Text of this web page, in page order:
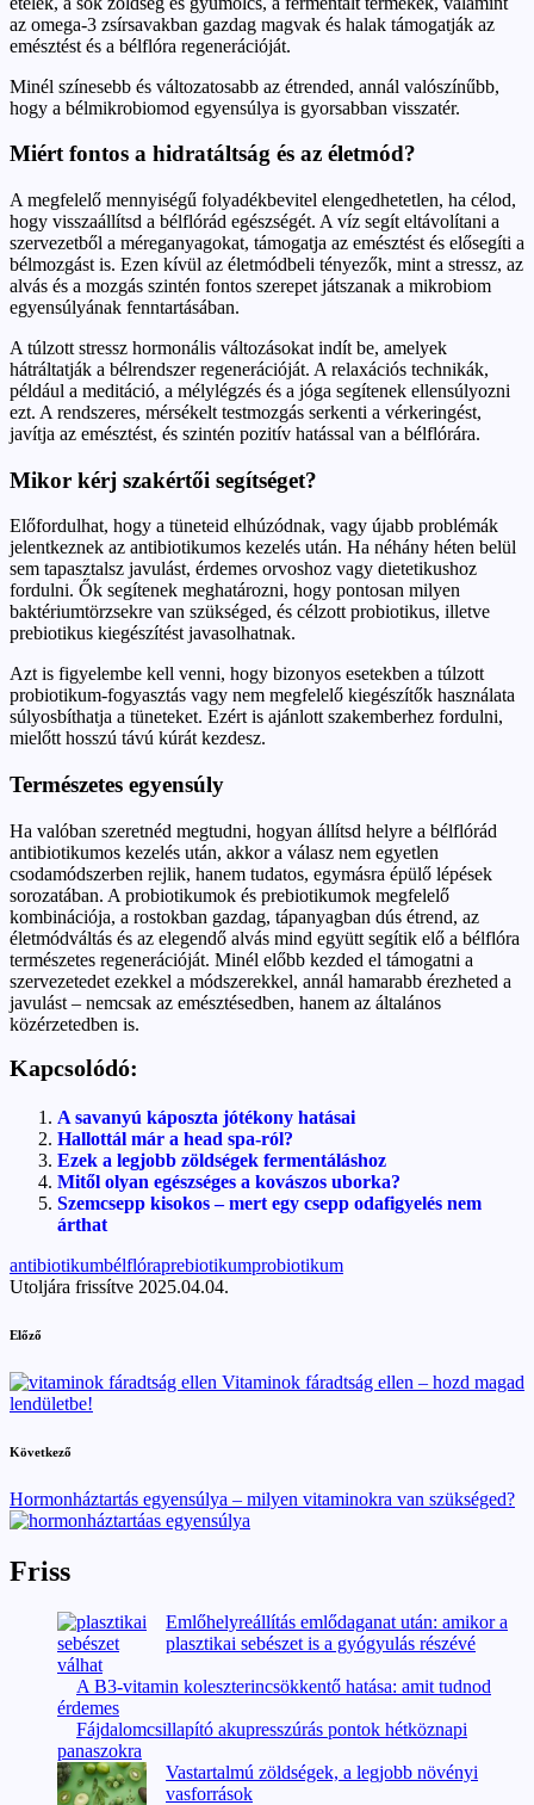
az omega-3 zsírsavakban gazdag magvak és halak támogatják az
emésztést és a bélflóra regenerációját.
Minél színesebb és változatosabb az étrended, annál valószínűbb,
hogy a bélmikrobiomod egyensúlya is gyorsabban visszatér.
Miért fontos a hidratáltság és az életmód?
A megfelelő mennyiségű folyadékbevitel elengedhetetlen, ha célod,
hogy visszaállítsd a bélflórád egészségét. A víz segít eltávolítani a
szervezetből a méreganyagokat, támogatja az emésztést és elősegíti a
bélmozgást is. Ezen kívül az életmódbeli tényezők, mint a stressz, az
alvás és a mozgás szintén fontos szerepet játszanak a mikrobiom
egyensúlyának fenntartásában.
A túlzott stressz hormonális változásokat indít be, amelyek
hátráltatják a bélrendszer regenerációját. A relaxációs technikák,
például a meditáció, a mélylégzés és a jóga segítenek ellensúlyozni
ezt. A rendszeres, mérsékelt testmozgás serkenti a vérkeringést,
javítja az emésztést, és szintén pozitív hatással van a bélflórára.
Mikor kérj szakértői segítséget?
Előfordulhat, hogy a tüneteid elhúzódnak, vagy újabb problémák
jelentkeznek az antibiotikumos kezelés után. Ha néhány héten belül
sem tapasztalsz javulást, érdemes orvoshoz vagy dietetikushoz
fordulni. Ők segítenek meghatározni, hogy pontosan milyen
baktériumtörzsekre van szükséged, és célzott probiotikus, illetve
prebiotikus kiegészítést javasolhatnak.
Azt is figyelembe kell venni, hogy bizonyos esetekben a túlzott
probiotikum-fogyasztás vagy nem megfelelő kiegészítők használata
súlyosbíthatja a tüneteket. Ezért is ajánlott szakemberhez fordulni,
mielőtt hosszú távú kúrát kezdesz.
Természetes egyensúly
Ha valóban szeretnéd megtudni, hogyan állítsd helyre a bélflórád
antibiotikumos kezelés után, akkor a válasz nem egyetlen
csodamódszerben rejlik, hanem tudatos, egymásra épülő lépések
sorozatában. A probiotikumok és prebiotikumok megfelelő
kombinációja, a rostokban gazdag, tápanyagban dús étrend, az
életmódváltás és az elegendő alvás mind együtt segítik elő a bélflóra
természetes regenerációját. Minél előbb kezded el támogatni a
szervezetedet ezekkel a módszerekkel, annál hamarabb érezheted a
javulást – nemcsak az emésztésedben, hanem az általános
közérzetedben is.
Kapcsolódó:
A savanyú káposzta jótékony hatásai
Hallottál már a head spa-ról?
Ezek a legjobb zöldségek fermentáláshoz
Mitől olyan egészséges a kovászos uborka?
Szemcsepp kisokos – mert egy csepp odafigyelés nem
árthat
Tags:
antibiotikumbélflóraprebiotikumprobiotikum
Utoljára frissítve 2025.04.04.
Post
navigation
Előző
Vitaminok fáradtság ellen – hozd magad
lendületbe!
Következő
Hormonháztartás egyensúlya – milyen vitaminokra van szükséged?
Friss
Emlőhelyreállítás emlődaganat után: amikor a
plasztikai sebészet is a gyógyulás részévé
válhat
A B3-vitamin koleszterincsökkentő hatása: amit tudnod
érdemes
Fájdalomcsillapító akupresszúrás pontok hétköznapi
panaszokra
Vastartalmú zöldségek, a legjobb növényi
vasforrások